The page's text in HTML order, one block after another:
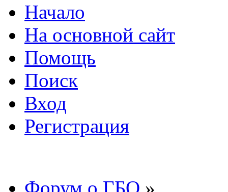
Начало
На основной сайт
Помощь
Поиск
Вход
Регистрация
Форум о ГБО »